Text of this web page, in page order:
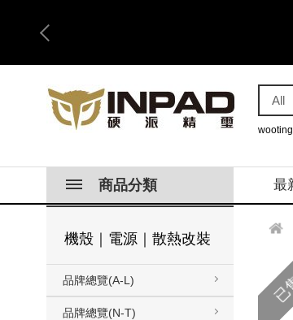
All
wooting
商品分類 最
機殼｜電源｜散熱改裝
品牌總覽(A-L)
品牌總覽(N-T)